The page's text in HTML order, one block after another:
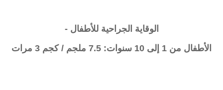
الوقاية الجراحية للأطفال -
الأطفال من 1 إلى 10 سنوات: 7.5 ملجم / كجم 3 مرات